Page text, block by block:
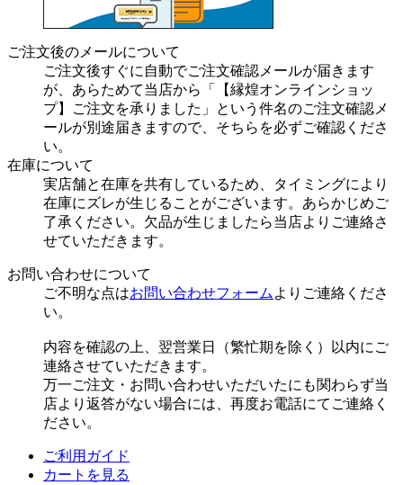
ご注文後のメールについて
ご注文後すぐに自動でご注文確認メールが届きます
が、あらためて当店から「【縁煌オンラインショッ
プ】ご注文を承りました」という件名のご注文確認メ
ールが別途届きますので、そちらを必ずご確認くださ
い。
在庫について
実店舗と在庫を共有しているため、タイミングにより
在庫にズレが生じることがございます。あらかじめご
了承ください。欠品が生じましたら当店よりご連絡さ
せていただきます。
お問い合わせについて
ご不明な点はお問い合わせフォーム よりご連絡くださ
い。
内容を確認の上、翌営業日（繁忙期を除く）以内にご
連絡させていただきます。
万一ご注文・お問い合わせいただいたにも関わらず当
店より返答がない場合には、再度お電話にてご連絡く
ださい。
ご利用ガイド
カートを見る